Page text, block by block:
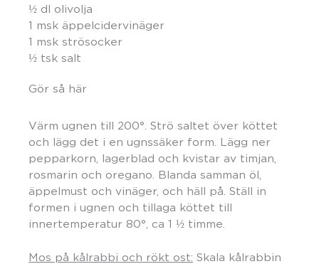
½ dl olivolja
1 msk äppelcidervinäger
1 msk strösocker
½ tsk salt
Gör så här
Värm ugnen till 200°. Strö saltet över köttet
och lägg det i en ugnssäker form. Lägg ner
pepparkorn, lagerblad och kvistar av timjan,
rosmarin och oregano. Blanda samman öl,
äppelmust och vinäger, och häll på. Ställ in
formen i ugnen och tillaga köttet till
innertemperatur 80°, ca 1 ½ timme.
Mos på kålrabbi och rökt ost: Skala kålrabbin